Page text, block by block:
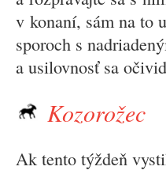
v konaní, sám na to
sporoch s
a usilovnosť sa
Kozorožec
Ak tento týždeň